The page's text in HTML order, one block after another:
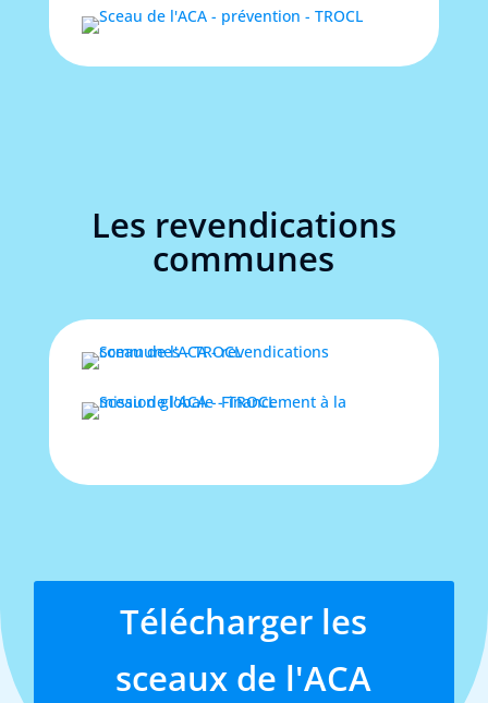
Les revendications
communes
Télécharger les
sceaux de l'ACA